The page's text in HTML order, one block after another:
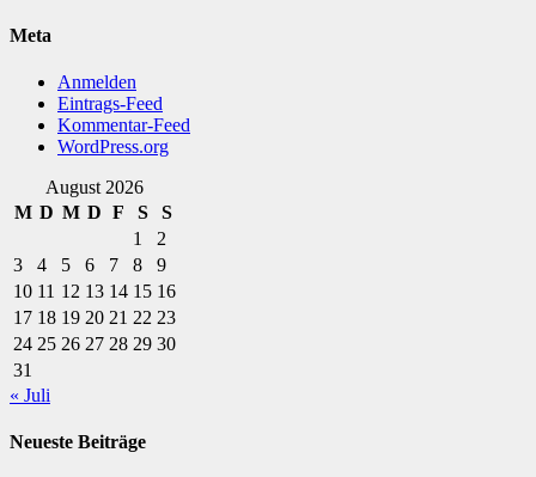
Meta
Anmelden
Eintrags-Feed
Kommentar-Feed
WordPress.org
August 2026
M D M D F S
S
1
2
3
4 5 6 7 8
9
10 11 12 13 14 15 16
17 18 19 20 21 22 23
24 25 26 27 28 29 30
31
« Juli
Neueste Beiträge